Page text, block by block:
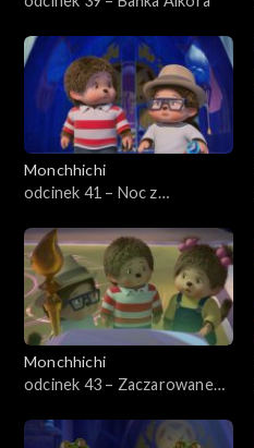
Monchhichi
odcinek 41 – Noc z
Monchhichi
odcinek 43 – Zaczarowane